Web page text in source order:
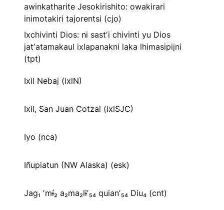
awinkatharite Jesokirishito: owakirari
inimotakiri tajorentsi (cjo)
Ixchivinti Dios: ni sastʼi chivinti yu Dios
jatʼatamakaul ixlapanakni laka lhimasipijni
(tpt)
Ixil Nebaj (ixlN)
Ixil, San Juan Cotzal (ixlSJC)
Iyo (nca)
Iñupiatun (NW Alaska) (esk)
Jag₁ ʼmɨ́₂ a₂ma₂lɨʼ₅₄ quianʼ₅₄ Diu₄ (cnt)